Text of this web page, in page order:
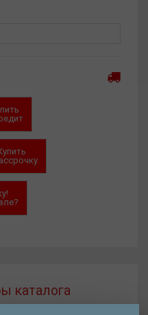
каталога